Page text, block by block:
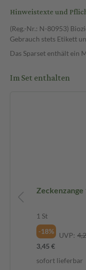
Hinweistexte und
(Reg.-Nr.: N-80953)
Gebrauch stets Etikett
Das Sparset enthält ein
Im Set enthalten
1 St
-18%
UVP:
3,45 €
sofort lieferbar